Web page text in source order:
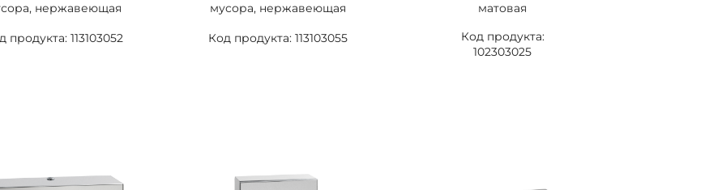
нержавеющая
продукта: 113103052
мусора, нержавеющая
Код продукта: 113103055
матовая
Код продукта:
102303025